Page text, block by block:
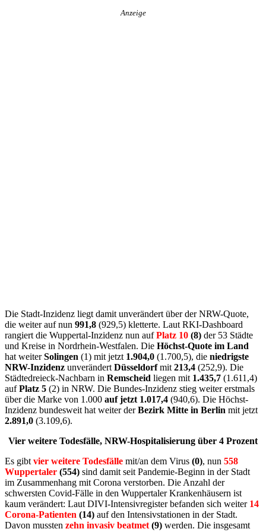
Anzeige
Die Stadt-Inzidenz liegt damit unverändert über der NRW-Quote,
die weiter auf nun 991,8 (929,5) kletterte. Laut RKI-Dashboard
rangiert die Wuppertal-Inzidenz nun aufPlatz 10 (8) der 53 Städte
und Kreise in Nordrhein-Westfalen. Die Höchst-Quote im Land
hat weiterSolingen (1) mit jetzt 1.904,0 (1.700,5), die niedrigste
NRW-Inzidenz unverändert Düsseldorfmit 213,4 (252,9). Die
Städtedreieck-Nachbarn in Remscheid liegen mit 1.435,7 (1.611,4)
aufPlatz 5 (2) in NRW. Die Bundes-Inzidenz stieg weiter erstmals
über die Marke von 1.000 auf jetzt 1.017,4 (940,6). Die Höchst-
Inzidenz bundesweit hat weiter derBezirk Mitte in Berlin mit jetzt
2.891,0 (3.109,6).
Vier weitere Todesfälle, NRW-Hospitalisierung über 4 Prozent
Es gibt vier weitere Todesfälle mit/an dem Virus (0), nun 558
Wuppertaler (554) sind damit seit Pandemie-Beginn in der Stadt
im Zusammenhang mit Corona verstorben. Die Anzahl der
schwersten Covid-Fälle in den Wuppertaler Krankenhäusern ist
kaum verändert: Laut DIVI-Intensivregister befanden sich weiter 14
Corona-Patienten (14) auf den Intensivstationen in der Stadt.
Davon mussten zehn invasiv beatmet (9) werden. Die insgesamt